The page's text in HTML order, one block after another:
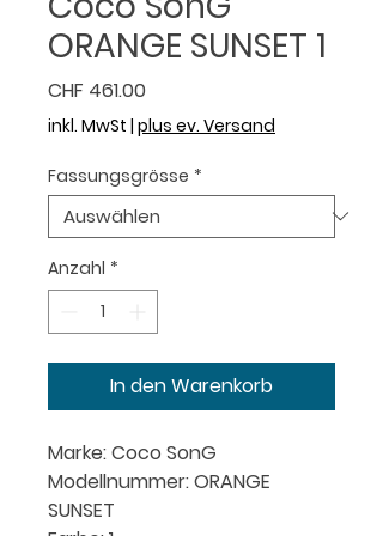
ORANGE SUNSET 1
CHF 461.00Preis
inkl. MwSt | plus ev. Versand
Fassungsgrösse *
Anzahl *
In den Warenkorb
Marke: Coco SonG
Modellnummer: ORANGE
SUNSET